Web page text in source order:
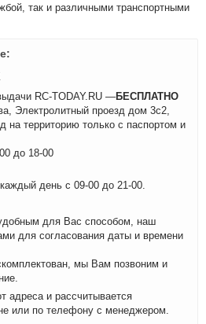
так и различными транспортными
RC-TODAY.RU —БЕСПЛАТНО
Электролитный проезд дом 3с2,
на территорию только с паспортом и
до 18-00
день с 09-00 до 21-00.
для Вас способом, наш
для согласования даты и времени
мы Вам позвоним и
адреса и рассчитывается
или по телефону с менеджером.